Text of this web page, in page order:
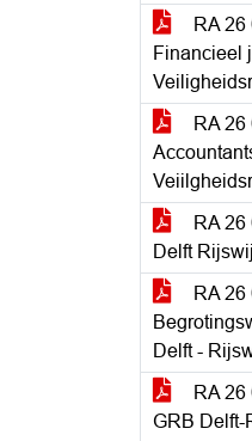
RA
Financieel
RA
RA
Delft
RA 26
Delft -
RA
GRB Delft-